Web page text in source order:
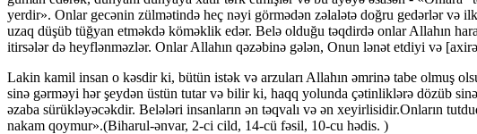
yerdir». Onlar gecənin zülmətində heç nəyi görmədən zəlalətə doğru gedərlər və
uzaq düşüb tüğyan etməkdə köməklik edər. Belə olduğu təqdirdə onlar Allahın
itirsələr də heyflənməzlər. Onlar Allahın qəzəbinə gələn, Onun lənət etdiyi və
Lakin kamil insan o kəsdir ki, bütün istək və arzuları Allahın əmrinə tabe olmuş
sinə gərməyi hər şeydən üstün tutar və bilir ki, haqq yolunda çətinliklərə dözüb
əzaba sürükləyəcəkdir. Belələri insanların ən təqvalı və ən xeyirlisidir.Onların
nakam qoymur».(Biharul-ənvar, 2-ci cild, 14-cü fəsil, 10-cu hədis. )